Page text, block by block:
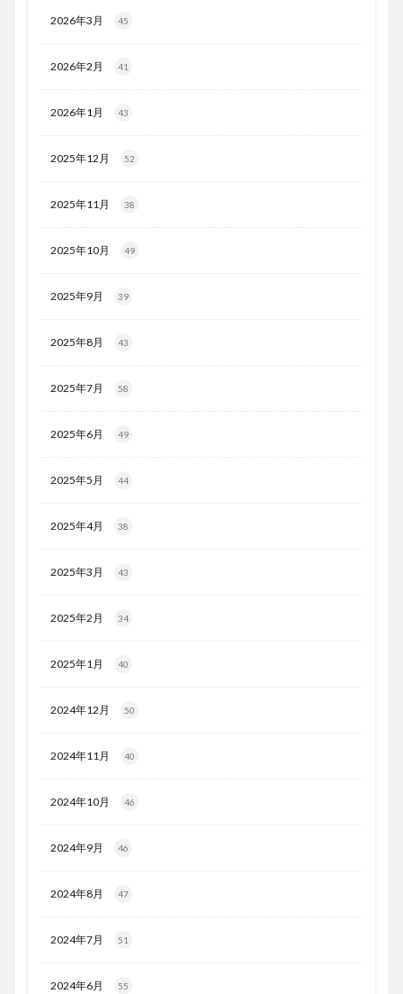
2026年3月 45
2026年2月 41
2026年1月 43
2025年12月 52
2025年11月 38
2025年10月 49
2025年9月 39
2025年8月 43
2025年7月 58
2025年6月 49
2025年5月 44
2025年4月 38
2025年3月 43
2025年2月 34
2025年1月 40
2024年12月 50
2024年11月 40
2024年10月 46
2024年9月 46
2024年8月 47
2024年7月 51
2024年6月 55